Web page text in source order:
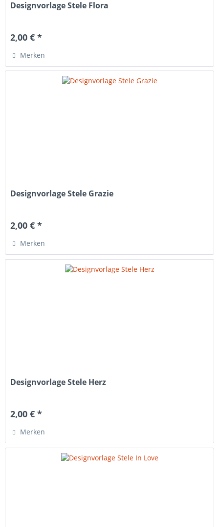
Designvorlage Stele Flora
2,00 € *
Merken
Designvorlage Stele Grazie
2,00 € *
Merken
Designvorlage Stele Herz
2,00 € *
Merken